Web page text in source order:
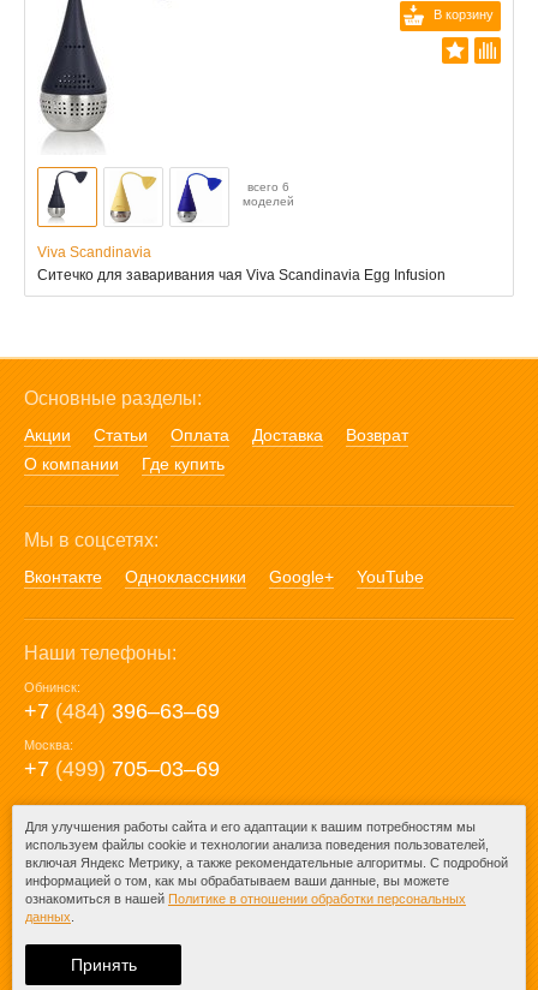
В корзину
всего 6
моделей
Viva Scandinavia
Cитечко для заваривания чая Viva Scandinavia Egg Infusion
Основные разделы:
Акции Статьи Оплата Доставка
Возврат
О компании
Где купить
Мы в соцсетях:
Вконтакте Одноклассники Google+ YouTube
Наши телефоны:
Обнинск:
+7 (484) 396‒63‒69
Москва:
+7 (499) 705‒03‒69
E-mail:
mail@posuda40.ru
При любом копировании информации
ссылка на
Для улучшения работы сайта и его адаптации к вашим потребностям мы
используем файлы cookie и технологии анализа поведения пользователей,
включая Яндекс Метрику, а также рекомендательные алгоритмы. С подробной
информацией о том, как мы обрабатываем ваши данные, вы можете
ознакомиться в нашей Политике в отношении обработки персональных
данных
Принять